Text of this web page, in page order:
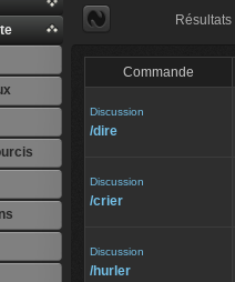
Résultats
Commande
Discussion
/⁠dire
Discussion
/⁠crier
Discussion
/⁠hurler